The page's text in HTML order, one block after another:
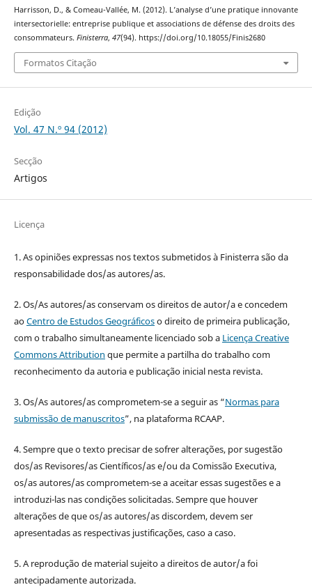
Harrisson, D., & Comeau-Vallée, M. (2012). L’analyse d’une pratique innovante
intersectorielle: entreprise publique et associations de défense des droits des
consommateurs. Finisterra, 47(94). https://doi.org/10.18055/Finis2680
Formatos Citação
Edição
Vol. 47 N.º 94 (2012)
Secção
Artigos
Licença
1. As opiniões expressas nos textos submetidos à Finisterra são da
responsabilidade dos/as autores/as.
2. Os/As autores/as conservam os direitos de autor/a e concedem
aoCentro de Estudos Geográficoso direito de primeira publicação,
com o trabalho simultaneamente licenciado sob a Licença Creative
Commons Attribution que permite a partilha do trabalho com
reconhecimento da autoria e publicação inicial nesta revista.
3. Os/As autores/as comprometem-se a seguir as “Normas para
submissão de manuscritos”, na plataforma RCAAP.
4. Sempre que o texto precisar de sofrer alterações, por sugestão
dos/as Revisores/as Científicos/as e/ou da Comissão Executiva,
os/as autores/as comprometem-se a aceitar essas sugestões e a
introduzi-las nas condições solicitadas. Sempre que houver
alterações de que os/as autores/as discordem, devem ser
apresentadas as respectivas justificações, caso a caso.
5. A reprodução de material sujeito a direitos de autor/a foi
antecipadamente autorizada.